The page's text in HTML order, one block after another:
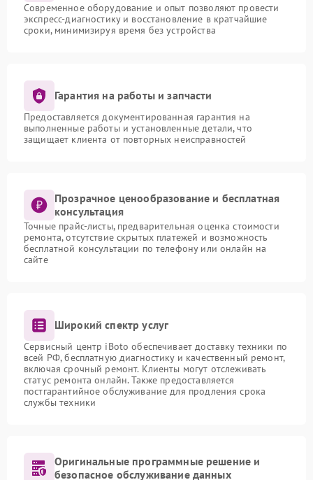
Современное оборудование и опыт позволяют провести
экспресс-диагностику и восстановление в кратчайшие
сроки, минимизируя время без устройства
Гарантия на работы и запчасти
Предоставляется документированная гарантия на
выполненные работы и установленные детали, что
защищает клиента от повторных неисправностей
Прозрачное ценообразование и бесплатная
консультация
Точные прайс-листы, предварительная оценка стоимости
ремонта, отсутствие скрытых платежей и возможность
бесплатной консультации по телефону или онлайн на
сайте
Широкий спектр услуг
Сервисный центр iBoto обеспечивает доставку техники по
всей РФ, бесплатную диагностику и качественный ремонт,
включая срочный ремонт. Клиенты могут отслеживать
статус ремонта онлайн. Также предоставляется
постгарантийное обслуживание для продления срока
службы техники
Оригинальные программные решение и
безопасное обслуживание данных